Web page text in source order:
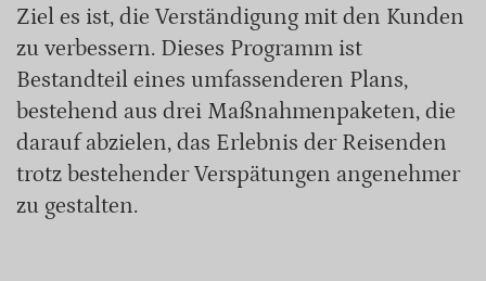
Ziel es ist, die Verständigung mit den Kunden
zu verbessern. Dieses Programm ist
Bestandteil eines umfassenderen Plans,
bestehend aus drei Maßnahmenpaketen, die
darauf abzielen, das Erlebnis der Reisenden
trotz bestehender Verspätungen angenehmer
zu gestalten.